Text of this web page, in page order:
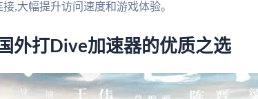
,大幅提升访问速度和游戏体验。
外打Dive加速器的优质之选